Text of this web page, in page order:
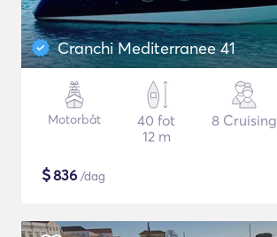
Cranchi Mediterranee 41
Motorbåt
40 fot
12 m
8 Cruising
$836 /dag